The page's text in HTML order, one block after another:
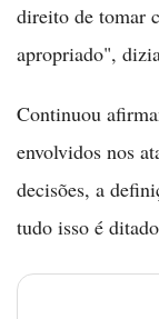
direito de tomar
apropriado",
Continuou
envolvidos nos
decisões, a
tudo isso é